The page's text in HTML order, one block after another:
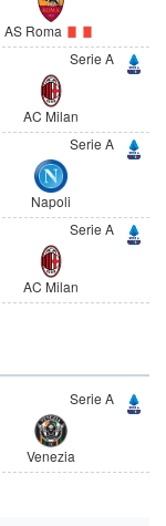
AS Roma
Serie A
AC Milan
Serie A
Napoli
Serie A
AC Milan
Serie A
Venezia